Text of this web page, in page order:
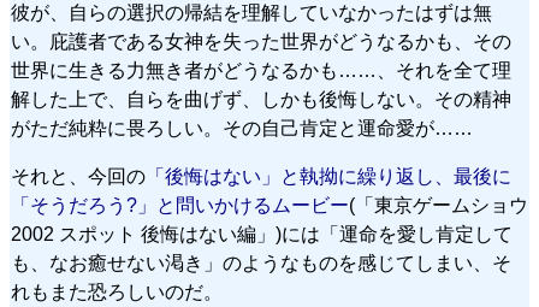
彼が、自らの選択の帰結を理解していなかったはずは無
い。庇護者である女神を失った世界がどうなるかも、その
世界に生きる力無き者がどうなるかも……、それを全て理
解した上で、自らを曲げず、しかも後悔しない。その精神
がただ純粋に畏ろしい。その自己肯定と運命愛が……
それと、今回の 「後悔はない」と執拗に繰り返し、最後に
「そうだろう?」と問いかけるムービー(「東京ゲームショウ
2002 スポット 後悔はない編」)には「運命を愛し肯定して
も、なお癒せない渇き」のようなものを感じてしまい、そ
れもまた恐ろしいのだ。